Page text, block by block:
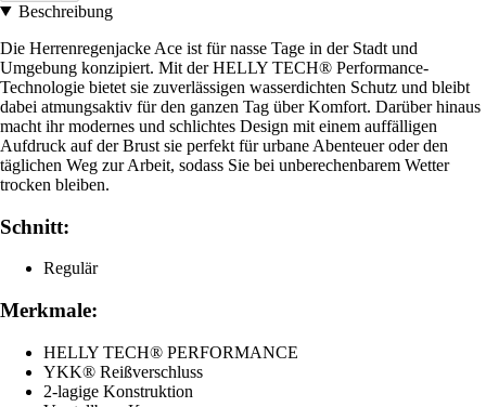
Beschreibung
Die Herrenregenjacke Ace ist für nasse Tage in der Stadt und
Umgebung konzipiert. Mit der HELLY TECH® Performance-
Technologie bietet sie zuverlässigen wasserdichten Schutz und bleibt
dabei atmungsaktiv für den ganzen Tag über Komfort. Darüber hinaus
macht ihr modernes und schlichtes Design mit einem auffälligen
Aufdruck auf der Brust sie perfekt für urbane Abenteuer oder den
täglichen Weg zur Arbeit, sodass Sie bei unberechenbarem Wetter
trocken bleiben.
Schnitt:
Regulär
Merkmale:
HELLY TECH® PERFORMANCE
YKK® Reißverschluss
2-lagige Konstruktion